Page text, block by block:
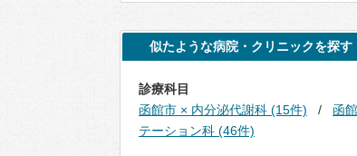
似たような病院・クリニックを探す
診療科目
函館市 × 内分泌代謝科 (15件)
函
テーション科 (46件)